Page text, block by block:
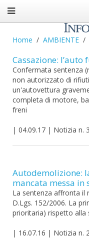
Home AMBIENTE
Cassazione:
Confermata sentenza
non autorizzato di
un'autovettura
completa di motore,
freni
| 04.09.17 | Notizia n.
Autodemolizione:
mancata messa in
La sentenza affronta il
D.Lgs. 152/2006. La
prioritaria) rispetto alla
| 16.07.16 | Notizia n.